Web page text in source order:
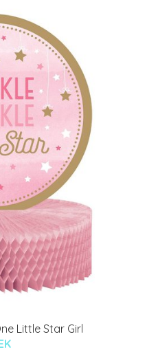
Little Star Girl